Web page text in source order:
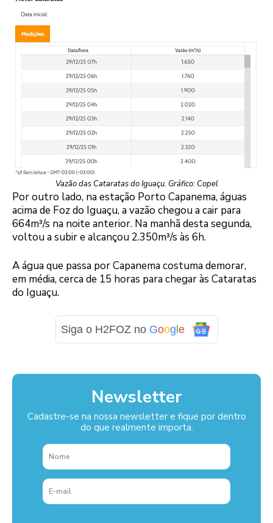
Vazão das Cataratas do Iguaçu. Gráfico: Copel
Por outro lado, na estação Porto Capanema, águas
acima de Foz do Iguaçu, a vazão chegou a cair para
664m³/s na noite anterior. Na manhã desta segunda,
voltou a subir e alcançou 2.350m³/s às 6h.
A água que passa por Capanema costuma demorar,
em média, cerca de 15 horas para chegar às Cataratas
do Iguaçu.
Siga o H2FOZ no Google
Newsletter
Cadastre-se na nossa newsletter e fique por dentro
do que realmente importa.